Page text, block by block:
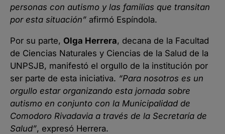
personas con autismo y las familias que transitan
por esta situación” afirmó Espíndola.
Por su parte, Olga Herrera, decana de la Facultad
de Ciencias Naturales y Ciencias de la Salud de la
UNPSJB, manifestó el orgullo de la institución por
ser parte de esta iniciativa. “Para nosotros es un
orgullo estar organizando esta jornada sobre
autismo en conjunto con la Municipalidad de
Comodoro Rivadavia a través de la Secretaría de
Salud”, expresó Herrera.